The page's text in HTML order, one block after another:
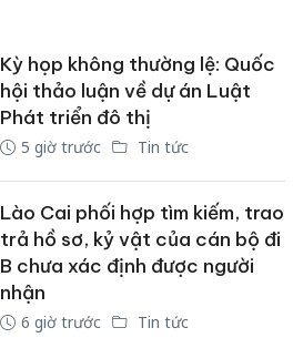
Kỳ họp không thường lệ: Quốc
hội thảo luận về dự án Luật
Phát triển đô thị
5 giờ trước Tin tức
Lào Cai phối hợp tìm kiếm, trao
trả hồ sơ, kỷ vật của cán bộ đi
B chưa xác định được người
nhận
6 giờ trước Tin tức